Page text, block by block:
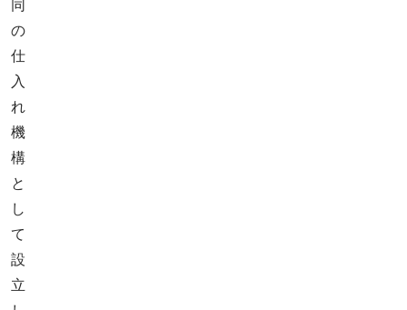
同
の
仕
入
れ
機
構
と
し
て
設
立